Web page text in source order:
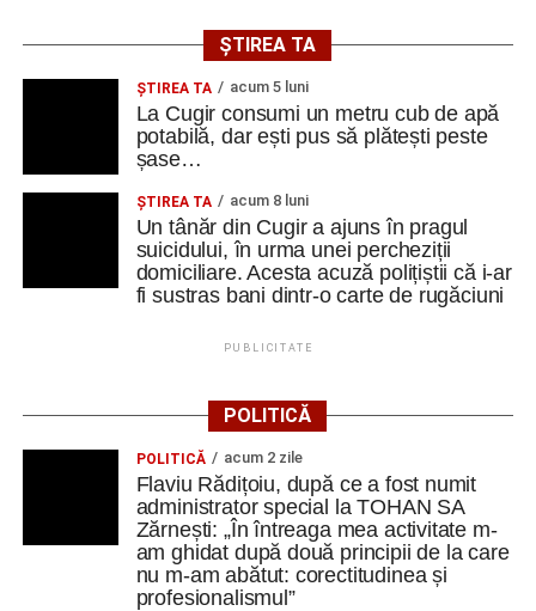
ȘTIREA TA
ȘTIREA TA acum 5 luni
La Cugir consumi un metru cub de apă
potabilă, dar ești pus să plătești peste
șase…
ȘTIREA TA acum 8 luni
Un tânăr din Cugir a ajuns în pragul
suicidului, în urma unei percheziții
domiciliare. Acesta acuză polițiștii că i-ar
fi sustras bani dintr-o carte de rugăciuni
PUBLICITATE
POLITICĂ
POLITICĂ acum 2 zile
Flaviu Rădițoiu, după ce a fost numit
administrator special la TOHAN SA
Zărnești: „În întreaga mea activitate m-
am ghidat după două principii de la care
nu m-am abătut: corectitudinea și
profesionalismul”